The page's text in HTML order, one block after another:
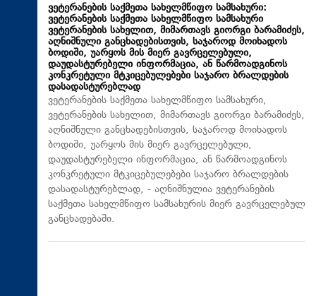
ვეტერანების საქმეთა სახელმწიფო სამსახური:
ვეტერანების საქმეთა სახელმწიფო სამსახური
ვეტერანების სახელით, მიმართავს გიორგი ბარამიძეს,
აღნიშნული განცხადებისთვის, საჯაროდ მოიხადოს
ბოდიში, უარყოს მის მიერ გავრცელებული,
დაუდასტურებელი ინფორმაცია, ან წარმოადგინოს
კონკრეტული მტკიცებულებები საჯარო ბრალდების
დასადასტურებლად
ვეტერანების საქმეთა სახელმწიფო სამსახური,
ვეტერანების სახელით, მიმართავს გიორგი ბარამიძეს,
აღნიშნული განცხადებისთვის, საჯაროდ მოიხადოს
ბოდიში, უარყოს მის მიერ გავრცელებული,
დაუდასტურებელი ინფორმაცია, ან წარმოადგინოს
კონკრეტული მტკიცებულებები საჯარო ბრალდების
დასადასტურებლად, - აღნიშნულია ვეტერანების
საქმეთა სახელმწიფო სამსახურის მიერ გავრცელებულ
განცხადებაში.